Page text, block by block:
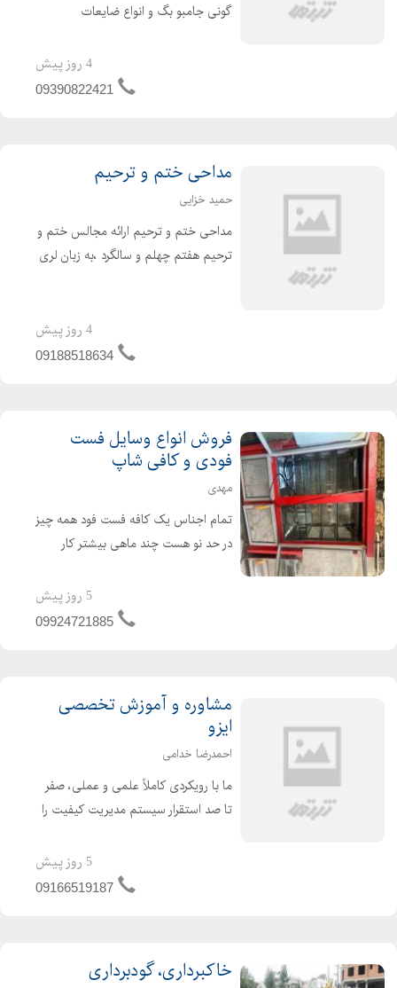
گونی جامبو بگ و انواع ضایعات
4 روز پیش
09390822421
مداحی ختم و ترحیم
حمید خزایی
مداحی ختم و ترحیم ارائه مجالس ختم و
ترحیم هفتم چهلم و سالگرد ،به زبان لری
4 روز پیش
09188518634
فروش انواع وسایل فست
فودی و کافی شاپ
مهدی
تمام اجناس یک کافه فست فود همه چیز
در حد نو هست چند ماهی بیشتر کار
5 روز پیش
09924721885
مشاوره و آموزش تخصصی
ایزو
احمدرضا خدامی
ما با رویکردی کاملاً علمی و عملی، صفر
تا صد استقرار سیستم مدیریت کیفیت را
راهبری می کنیم. تمرکز ما بر ایجاد
سیستمی است که از نقطه شروع تا
5 روز پیش
09166519187
خاکبرداری، گودبرداری